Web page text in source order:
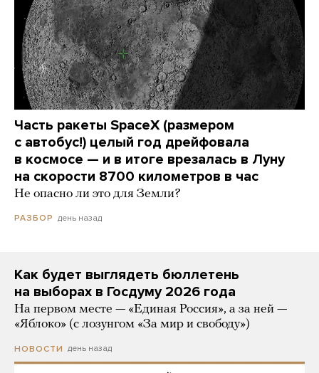
Часть ракеты SpaceX (размером
с автобус!) целый год дрейфовала
в космосе — и в итоге врезалась в Луну
на скорости 8700 километров в час
Не опасно ли это для Земли?
РАЗБОР день назад
Как будет выглядеть бюллетень
на выборах в Госдуму 2026 года
На первом месте — «Единая Россия», а за ней —
«Яблоко» (с лозунгом «За мир и свободу»)
НОВОСТИ день назад